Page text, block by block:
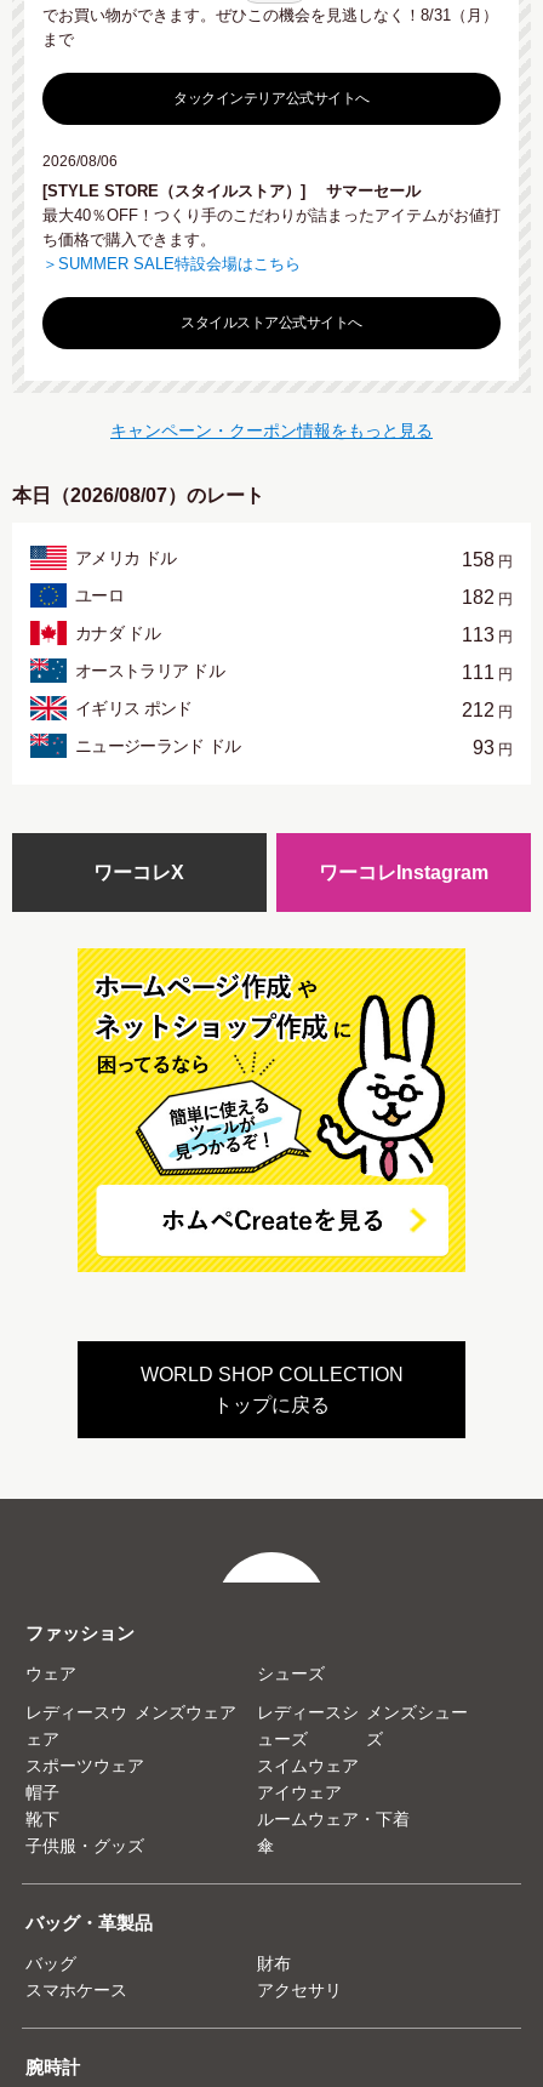
でお買い物ができます。ぜひこの機会を見逃しなく！8/31（月）
まで
タックインテリア公式サイトへ
2026/08/06
[STYLE STORE（スタイルストア）]
サマーセール
最大40％OFF！つくり手のこだわりが詰まったアイテムがお値打
ち価格で購入できます。
＞SUMMER SALE特設会場はこちら
スタイルストア公式サイトへ
キャンペーン・クーポン情報をもっと見る
本日（2026/08/07）のレート
アメリカ ドル 158 円
ユーロ 182 円
カナダ ドル 113 円
オーストラリア ドル 111 円
イギリス ポンド 212 円
ニュージーランド ドル 93 円
ワーコレX ワーコレInstagram
WORLD SHOP COLLECTION
トップに戻る
ファッション
ウェア
レディースウ
ェア
メンズウェア
シューズ
レディースシ
ューズ
メンズシュー
ズ
スポーツウェア
スイムウェア
帽子
アイウェア
靴下
ルームウェア・下着
子供服・グッズ
傘
バッグ・革製品
バッグ
財布
スマホケース
アクセサリ
腕時計